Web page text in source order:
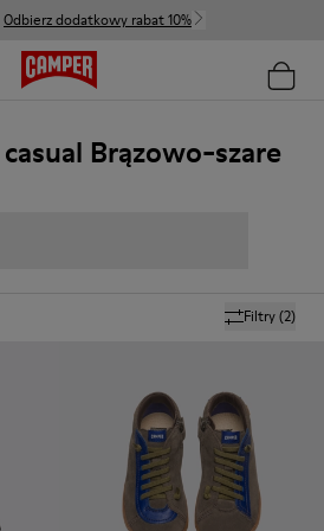
Odbierz dodatkowy rabat 10%
Brązowo-szare
Filtry(2)